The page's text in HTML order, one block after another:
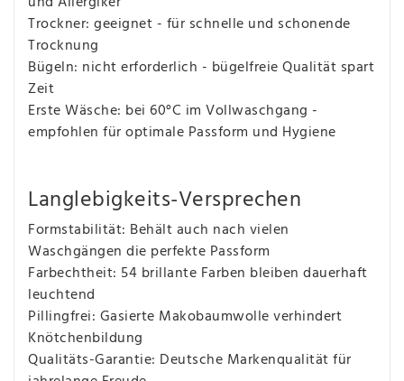
Trockner: geeignet - für schnelle und schonende
Trocknung
Bügeln: nicht erforderlich - bügelfreie Qualität spart
Zeit
Erste Wäsche: bei 60°C im Vollwaschgang -
empfohlen für optimale Passform und Hygiene
Langlebigkeits-Versprechen
Formstabilität: Behält auch nach vielen
Waschgängen die perfekte Passform
Farbechtheit: 54 brillante Farben bleiben dauerhaft
leuchtend
Pillingfrei: Gasierte Makobaumwolle verhindert
Knötchenbildung
Qualitäts-Garantie: Deutsche Markenqualität für